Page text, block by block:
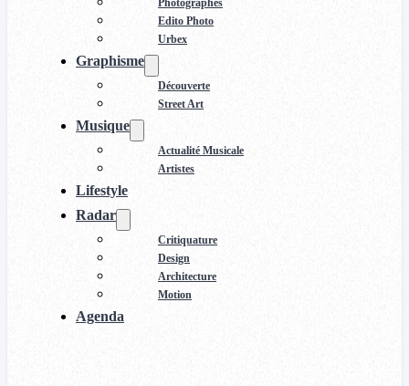
Photographes
Edito Photo
Urbex
Graphisme
Découverte
Street Art
Musique
Actualité Musicale
Artistes
Lifestyle
Radar
Critiquature
Design
Architecture
Motion
Agenda